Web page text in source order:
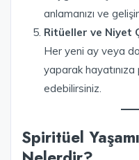
anlamanızı ve
Ritüeller ve Niyet
Her yeni ay veya
yaparak
edebilirsiniz.
Spiritüel